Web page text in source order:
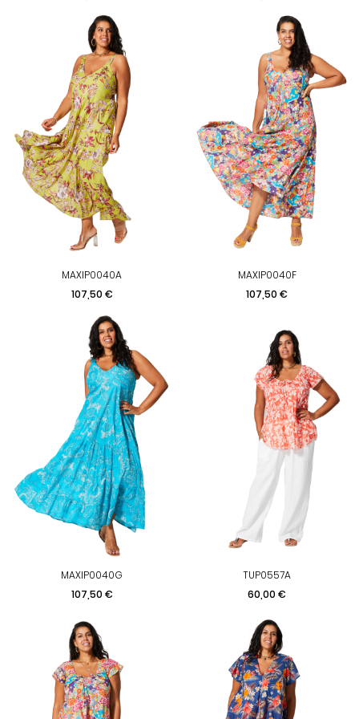
MAXIP0040A
Prix
107,50 €
MAXIP0040F
Prix
107,50 €
MAXIP0040G
Prix
107,50 €
TUP0557A
Prix
60,00 €